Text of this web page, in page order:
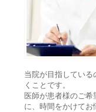
当院が目指してい
くことです。
医師が患者様のご
に、時間をかけて